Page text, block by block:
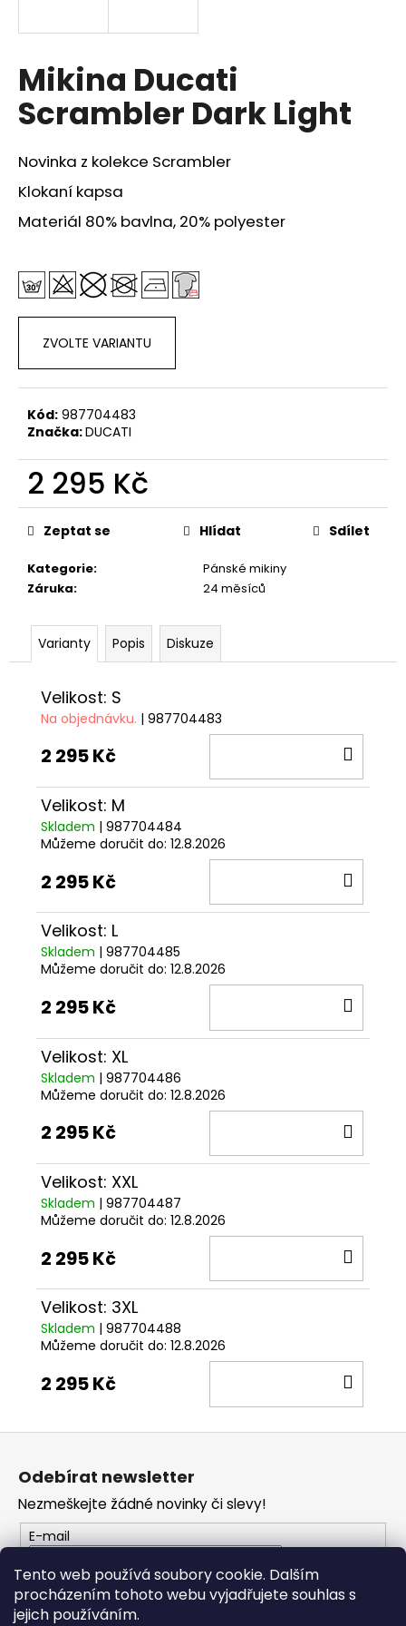
Tento web používá soubory cookie. Dalším
procházením tohoto webu vyjadřujete souhlas s
jejich používáním.
Mikina Ducati
Scrambler Dark Light
Novinka z kolekce Scrambler
Klokaní kapsa
Materiál 80% bavlna, 20% polyester
ZVOLTE VARIANTU
Kód: 987704483
Značka:DUCATI
2 295 Kč
Měrná
cena:
Kategorie:
Pánské mikiny
Záruka: 24 měsíců
Zeptat se Hlídat Sdílet
Varianty Popis Diskuze
Velikost: S
Na objednávku. | 987704483
2 295 Kč
Velikost: M
Skladem | 987704484
Můžeme doručit do: 12.8.2026
2 295 Kč
Velikost: L
Skladem | 987704485
Můžeme doručit do: 12.8.2026
2 295 Kč
Velikost: XL
Skladem | 987704486
Můžeme doručit do: 12.8.2026
2 295 Kč
Velikost: XXL
Skladem | 987704487
Můžeme doručit do: 12.8.2026
2 295 Kč
Velikost: 3XL
Skladem | 987704488
Můžeme doručit do: 12.8.2026
2 295 Kč
í
t
?
D
r
u
č
u
m
e
TRIČKO
DC
SPEED
ČERNÉ
029
Z
t
í
Odebírat newsletter
Nezmeškejte žádné novinky či slevy!
E-mail
PŘIHLÁSIT SE